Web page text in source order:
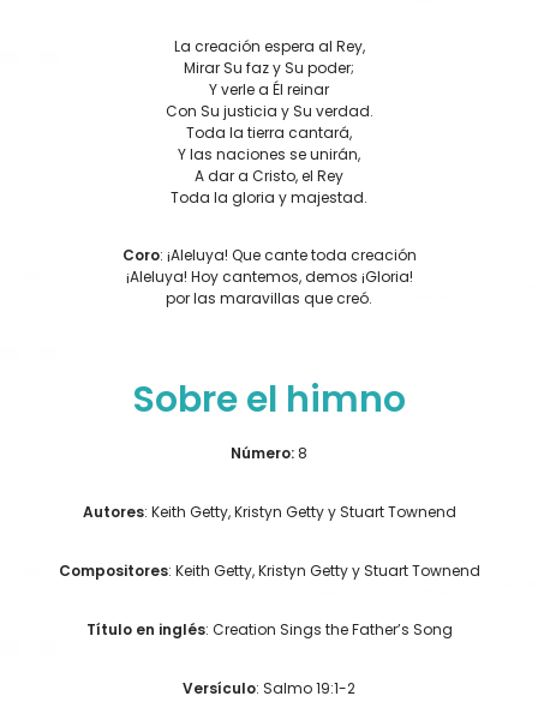
La creación espera al Rey,
Mirar Su faz y Su poder;
Y verle a Él reinar
Con Su justicia y Su verdad.
Toda la tierra cantará,
Y las naciones se unirán,
A dar a Cristo, el Rey
Toda la gloria y majestad.
Coro: ¡Aleluya! Que cante toda creación
¡Aleluya! Hoy cantemos, demos ¡Gloria!
por las maravillas que creó.
Sobre el himno
Número: 8
Autores: Keith Getty, Kristyn Getty y Stuart Townend
Compositores: Keith Getty, Kristyn Getty y Stuart Townend
Título en inglés: Creation Sings the Father’s Song
Versículo: Salmo 19:1-2